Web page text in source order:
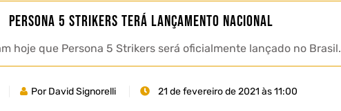
Persona 5 Strikers terá lançamento nacional
hoje que Persona 5 Strikers será oficialmente lançado no Brasil.
Por David Signorelli 21 de fevereiro de 2021 às 11:00